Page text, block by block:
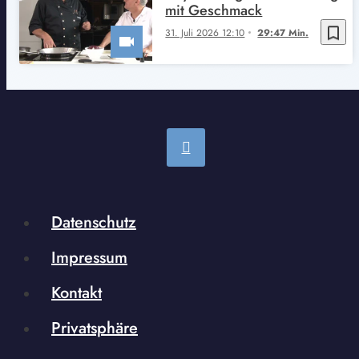
bookmark_border
31. Juli 2026 12:10 29:47 Min.
mit Geschmack
Datenschutz
Impressum
Kontakt
Privatsphäre